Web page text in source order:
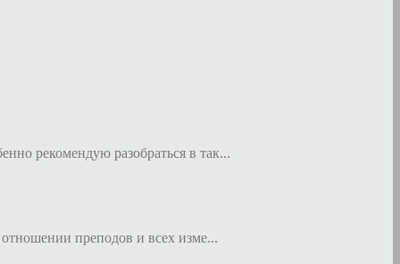
рекомендую разобраться в так...
отношении преподов и всех изме...